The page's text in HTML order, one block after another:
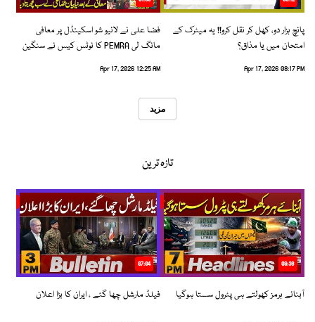
پانچ ہزار دو، کھل کر نقل کرو!! یہ میٹرک کے
امتحان میں یا مذاق؟
Apr 17, 2026 08:17 PM
فضا علی نے لائیو شو اسکینڈل پر معافی
مانگ لی PEMRA کا نوٹس کیس نے سنگین
Apr 17, 2026 12:25 AM
مزید
تازہ ترین
08:36
آبنائے ہرمز کھولتے ہی پٹرول سستا ہوگیا
07:04
فیلڈ مارشل چھا گئے ، ایران کا بڑا اعلان